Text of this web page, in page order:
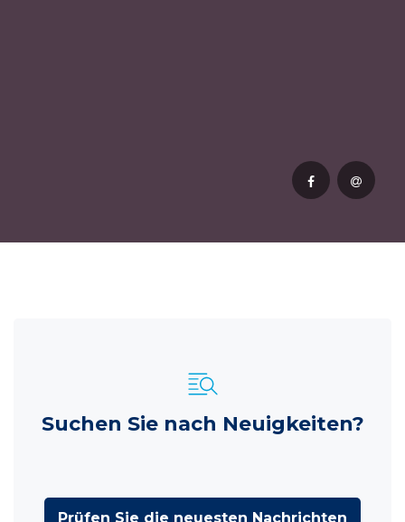
Suchen Sie nach Neuigkeiten?
Prüfen Sie die neuesten Nachrichten